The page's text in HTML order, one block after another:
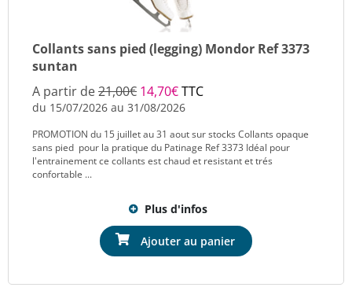
Collants sans pied (legging) Mondor Ref 3373
suntan
A partir de21,00€ 14,70€TTC
du 15/07/2026 au 31/08/2026
PROMOTION du 15 juillet au 31 aout sur stocks Collants opaque
sans pied pour la pratique du Patinage Ref 3373 Idéal pour
l'entrainement ce collants est chaud et resistant et trés
confortable ...
Plus d'infos
Ajouter au panier